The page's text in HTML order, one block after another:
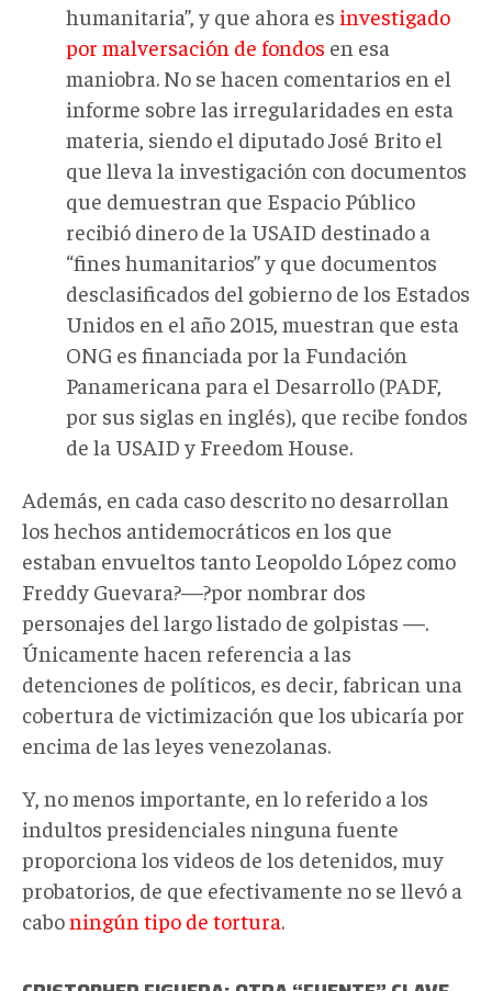
humanitaria”, y que ahora es investigado
por malversación de fondos en esa
maniobra. No se hacen comentarios en el
informe sobre las irregularidades en esta
materia, siendo el diputado José Brito el
que lleva la investigación con documentos
que demuestran que Espacio Público
recibió dinero de la USAID destinado a
“fines humanitarios” y que documentos
desclasificados del gobierno de los Estados
Unidos en el año 2015, muestran que esta
ONG es financiada por la Fundación
Panamericana para el Desarrollo (PADF,
por sus siglas en inglés), que recibe fondos
de la USAID y Freedom House.
Además, en cada caso descrito no desarrollan
los hechos antidemocráticos en los que
estaban envueltos tanto Leopoldo López como
Freddy Guevara?—?por nombrar dos
personajes del largo listado de golpistas —.
Únicamente hacen referencia a las
detenciones de políticos, es decir, fabrican una
cobertura de victimización que los ubicaría por
encima de las leyes venezolanas.
Y, no menos importante, en lo referido a los
indultos presidenciales ninguna fuente
proporciona los videos de los detenidos, muy
probatorios, de que efectivamente no se llevó a
caboningún tipo de tortura.